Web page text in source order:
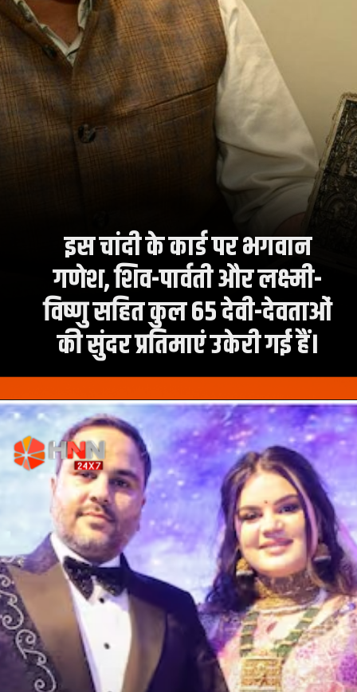
इस चांदी के कार्ड पर भगवान
गणेश, शिव-पार्वती और लक्ष्मी-
विष्णु सहित कुल 65 देवी-देवताओं
की सुंदर प्रतिमाएं उकेरी गई हैं।